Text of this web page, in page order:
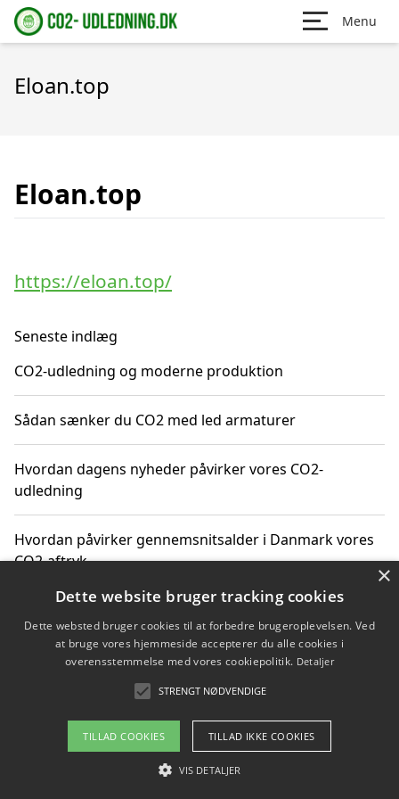
Menu
Eloan.top
Eloan.top
https://eloan.top/
Seneste indlæg
CO2-udledning og moderne produktion
Sådan sænker du CO2 med led armaturer
Hvordan dagens nyheder påvirker vores CO2-
udledning
Hvordan påvirker gennemsnitsalder i Danmark vores
CO2-aftryk
Hvordan nyheder om CO2-udledning påvirker vores
hverdag
Om / kontakt
Blog Betingelser
×
Dette website bruger tracking cookies
Dette websted bruger cookies til at forbedre brugeroplevelsen. Ved
at bruge vores hjemmeside accepterer du alle cookies i
overensstemmelse med vores cookiepolitik. Detaljer
STRENGT NØDVENDIGE
TILLAD COOKIES TILLAD IKKE COOKIES
VIS DETALJER